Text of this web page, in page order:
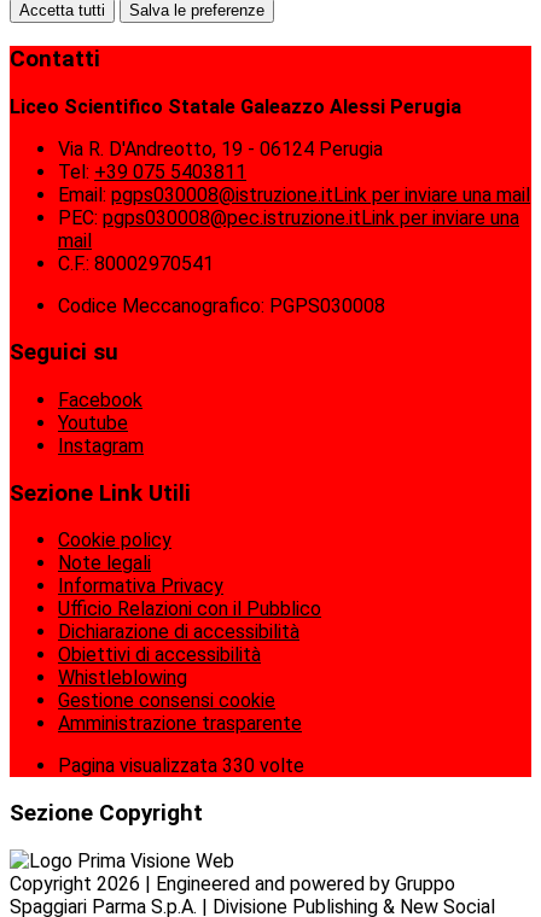
Accetta tutti Salva le preferenze
Contatti
Liceo Scientifico Statale Galeazzo Alessi Perugia
Via R. D'Andreotto, 19 - 06124 Perugia
Tel: +39 075 5403811
Email: pgps030008@istruzione.itLink per inviare una mail
PEC: pgps030008@pec.istruzione.itLink per inviare una
mail
C.F.: 80002970541
Codice Meccanografico: PGPS030008
Seguici su
Facebook
Youtube
Instagram
Sezione Link Utili
Cookie policy
Note legali
Informativa Privacy
Ufficio Relazioni con il Pubblico
Dichiarazione di accessibilità
Obiettivi di accessibilità
Whistleblowing
Gestione consensi cookie
Amministrazione trasparente
Pagina visualizzata 330 volte
Sezione Copyright
Copyright 2026 | Engineered and powered by Gruppo
Spaggiari Parma S.p.A. | Divisione Publishing & New Social